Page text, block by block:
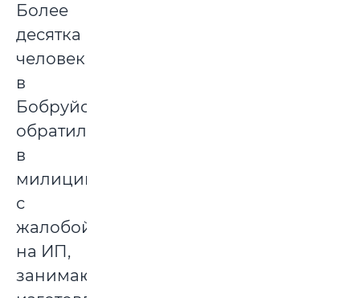
Более
десятка
человек
в
Бобруйске
обратились
в
милицию
с
жалобой
на ИП,
занимающуюся